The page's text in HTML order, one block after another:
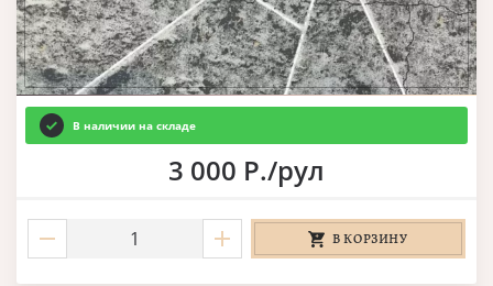
В наличии на складе
3 000 Р./рул
В КОРЗИНУ